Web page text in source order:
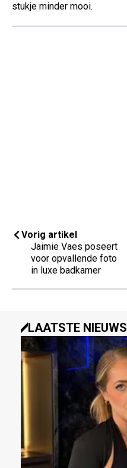
stukje minder mooi.
Vorig artikel
Jaimie Vaes poseert
voor opvallende foto
in luxe badkamer
LAATSTE NIEUWS